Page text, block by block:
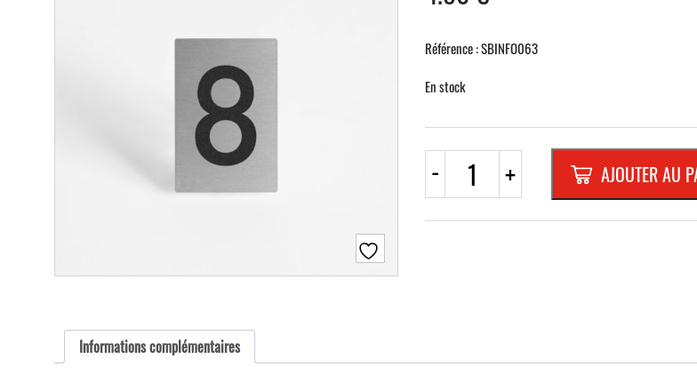
Référence : SBINFO063
En stock
- quantité
PLAQUETTE
+ AJOUTER AU
Informations complémentaires